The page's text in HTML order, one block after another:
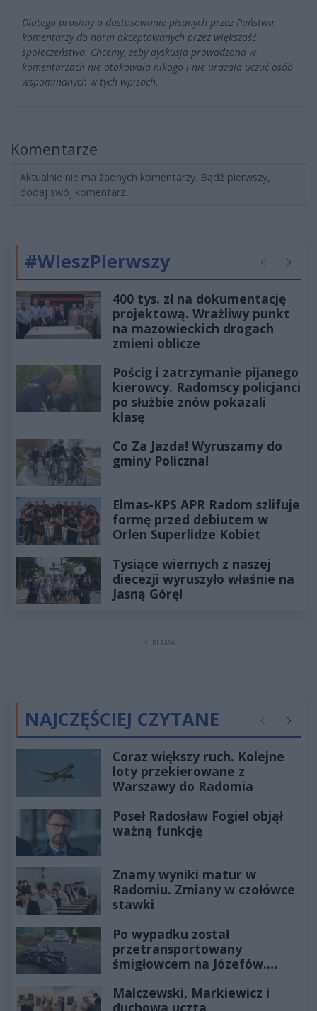
Dlatego prosimy o dostosowanie pisanych przez Państwa
komentarzy do norm akceptowanych przez większość
społeczeństwa. Chcemy, żeby dyskusja prowadzona w
komentarzach nie atakowała nikogo i nie urażała uczuć osób
wspominanych w tych wpisach.
Komentarze
Aktualnie nie ma żadnych komentarzy. Bądź pierwszy,
dodaj swój komentarz.
#WieszPierwszy Poprzednie
400 tys. zł na dokumentację
projektową. Wrażliwy punkt
na mazowieckich drogach
zmieni oblicze
Pościg i zatrzymanie pijanego
kierowcy. Radomscy policjanci
po służbie znów pokazali
klasę
Co Za Jazda! Wyruszamy do
gminy Policzna!
Elmas-KPS APR Radom szlifuje
formę przed debiutem w
Orlen Superlidze Kobiet
Tysiące wiernych z naszej
diecezji wyruszyło właśnie na
Jasną Górę!
REKLAMA
NAJCZĘŚCIEJ CZYTANE Poprzednie
Coraz większy ruch. Kolejne
loty przekierowane z
Warszawy do Radomia
Poseł Radosław Fogiel objął
ważną funkcję
Znamy wyniki matur w
Radomiu. Zmiany w czołówce
stawki
Po wypadku został
przetransportowany
śmigłowcem na Józefów.
Malczewski, Markiewicz i
duchowa uczta